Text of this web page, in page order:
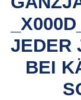
JEDER
BEI